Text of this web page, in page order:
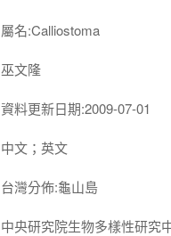
屬名:Calliostoma
巫文隆
資料更新日期:2009-07-01
中文；英文
台灣分佈:龜山島
中央研究院生物多樣性研究